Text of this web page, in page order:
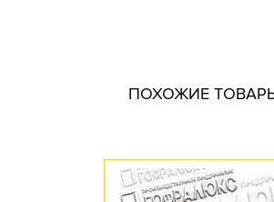
Доступное количество: 10
ПОХОЖИЕ